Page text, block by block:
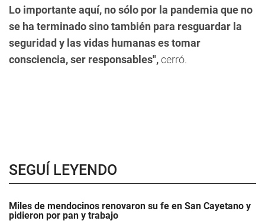
Lo importante aquí, no sólo por la pandemia que no
se ha terminado sino también para resguardar la
seguridad y las vidas humanas es tomar
consciencia, ser responsables",cerró.
SEGUÍ LEYENDO
Miles de mendocinos renovaron su fe en San Cayetano y
pidieron por pan y trabajo